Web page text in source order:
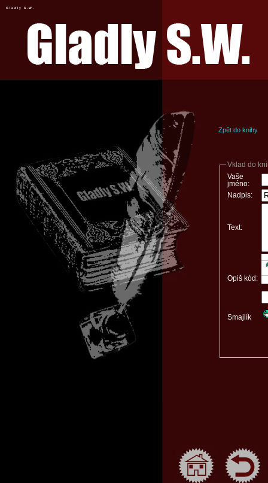
Gladly S.W.
Zpět do knihy
Vklad do
Vaše
jméno:
Nadpis:
Text:
Opiš kód:
Smajlík